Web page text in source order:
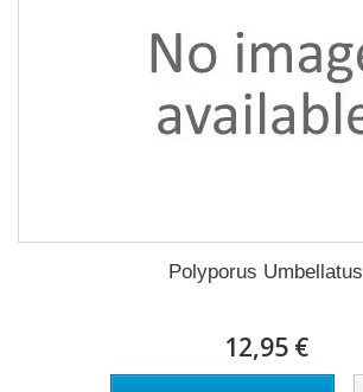
Polyporus Umbellatus
12,95 €